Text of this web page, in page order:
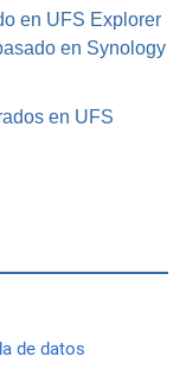
en UFS Explorer
en Synology
en UFS
de datos